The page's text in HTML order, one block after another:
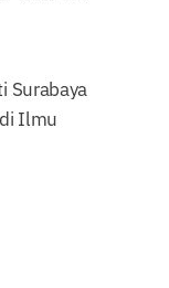
Surabaya
Ilmu